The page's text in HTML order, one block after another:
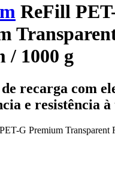
ReFill
/ 1000 g
recarga com
e resistência
G Premium Transparent